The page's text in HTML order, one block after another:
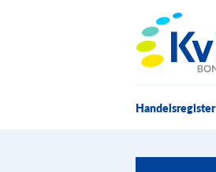
Handelsregister